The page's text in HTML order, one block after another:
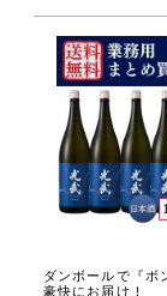
ダンボールで『ボ
豪快にお届け！